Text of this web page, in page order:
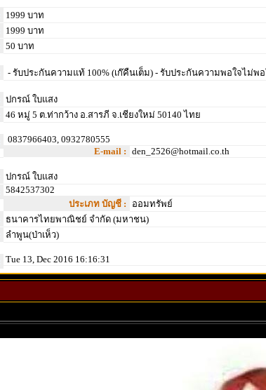
1999 บาท
1999 บาท
50 บาท
- รับประกันความแท้ 100% (เก๊คืนเต็ม) - รับประกันความพอใจไม่
ปกรณ์ ใบแสง
46 หมู่ 5 ต.ท่ากว้าง อ.สารภี จ.เชียงใหม่ 50140 ไทย
0837966403, 0932780555
E-mail : den_2526@hotmail.co.th
ปกรณ์ ใบแสง
5842537302
ประเภท บัญชี :
ออมทรัพย์
ธนาคารไทยพาณิชย์ จำกัด (มหาชน)
ลำพูน(ป่าเห็ว)
Tue 13, Dec 2016 16:16:31